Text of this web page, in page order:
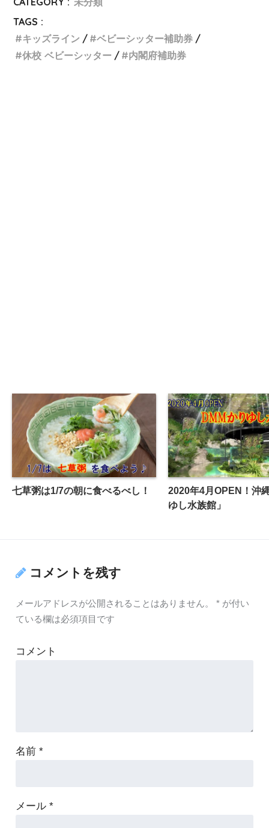
TAGS :
キッズライン
ベビーシッター補助券
休校 ベビーシッター
内閣府補助券
七草粥は1/7の朝に食べるべし！
2020年4月OPEN！沖
ゆし水族館」
コメントを残す
メールアドレスが公開されることはありません。 *が付い
ている欄は必須項目です
コメント
名前 *
メール *